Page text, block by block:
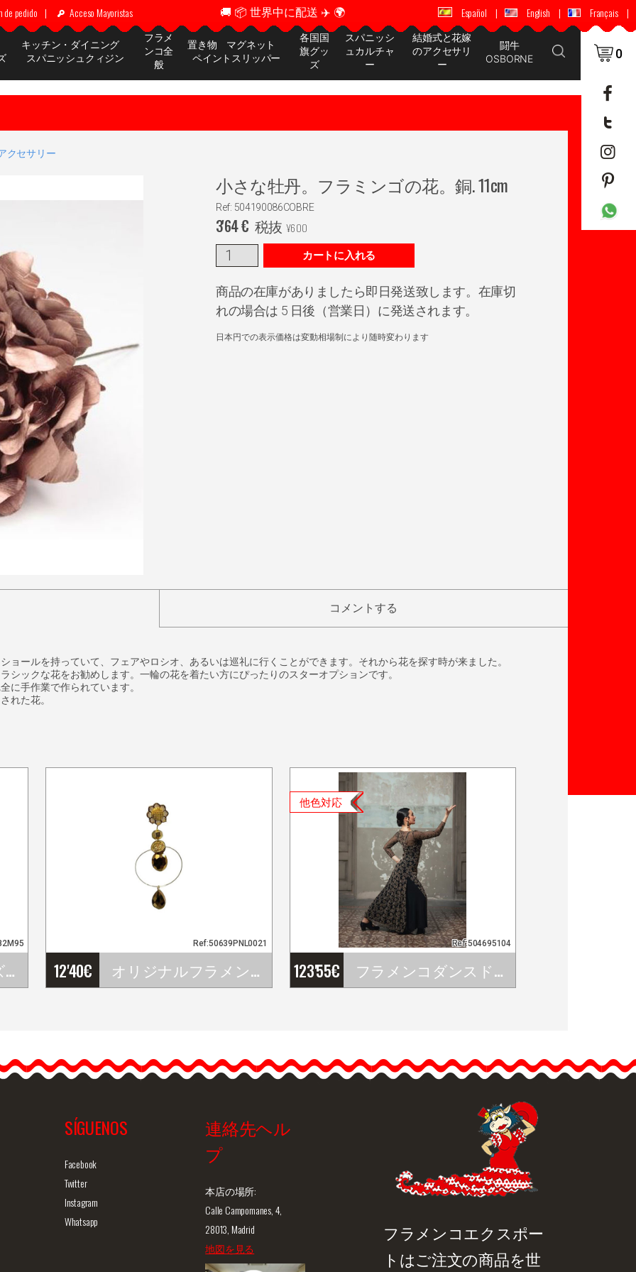
de pedido | Acceso Mayoristas 🚚 📦 世界中に配送 ✈️ 🌍 🚚 📦 世界中に配送 ✈️ 🌍
Español | English | Français |
キッチン・ダイニング
スパニッシュクィジン
フラメ
ンコ全
般
置き物 マグネット
ペイントスリッパー
各国国
旗グッ
ズ
スパニッシ
ュカルチャ
ー
結婚式と花嫁
のアクセサリ
ー
闘牛
OSBORNE
0
クセサリー
小さな牡丹。フラミンゴの花。銅. 11cm
Ref: 504190086COBRE
3'64€ 税抜 ¥600
カートに入れる
商品の在庫がありましたら即日発送致します。在庫切
れの場合は 5 日後（営業日）に発送されます。
日本円での表示価格は変動相場制により随時変わります
コメントする
ョールを持っていて、フェアやロシオ、あるいは巡礼に行くことができます。それから花を探す時が来ました。
シックな花をお勧めします。一輪の花を着たい方にぴったりのスターオプションです。
に手作業で作られています。
れた花。
フラメンコシュ－ズ Begoña Cervera. モデル Jade 12'40€ オリジナルフラメンコピアス
Ref:50639PNL0021
クイックビュー
他色対応
123'55€ フラメンコダンスドレス ロココ チュール ストレッチ プリント。ダヴェダンス
Ref:504695104
チ プリント。ダヴェダン
ス
ングドレス。ヒップまで
す。下のドレスは含まれ
クイックビュー
SÍGUENOS
Facebook
Twitter
Instagram
Whatsapp
連絡先ヘル
プ
本店の場所:
Calle Campomanes, 4,
28013, Madrid
地図を見る
フラメンコエクスポー
トはご注文の商品を世